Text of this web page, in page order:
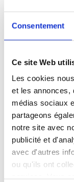
Consentement
Ce site Web
Les cookies
et les annonces,
médias sociaux
partageons
notre site avec
publicité et
avec d'autres
ou qu'ils ont
Qualifications
Profil